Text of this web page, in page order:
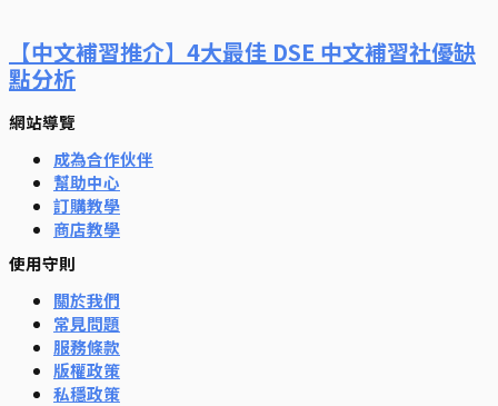
【中文補習推介】4大最佳 DSE 中文補習社優缺
點分析
網站導覽
成為合作伙伴
幫助中心
訂購教學
商店教學
使用守則
關於我們
常見問題
服務條款
版權政策
私穩政策